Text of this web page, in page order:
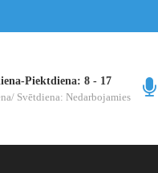
Piektdiena: 8 - 17
Svētdiena: Nedarbojamies